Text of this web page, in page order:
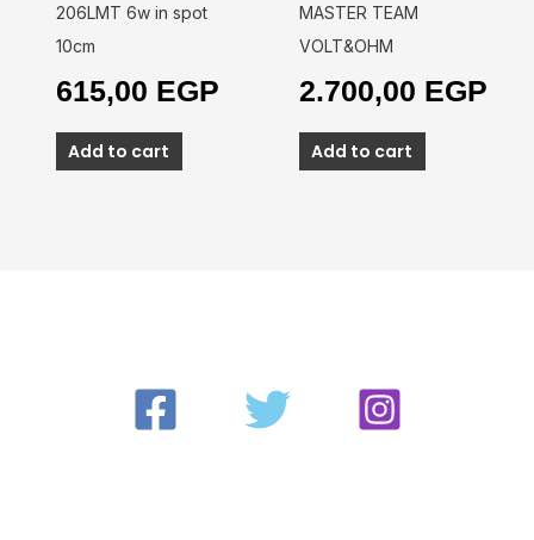
206LMT 6w in spot
10cm
615,00 EGP
Add to cart
MASTER TEAM
VOLT&OHM
2.700,00 EGP
Add to cart